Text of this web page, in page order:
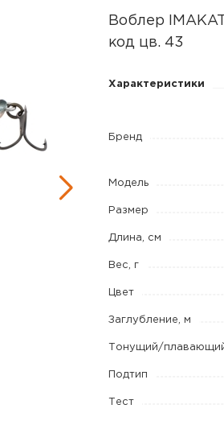
Воблер
код цв. 43
Воблер
Slow
110SP
код
43
Характеристики
Бренд
Модель
Размер
Длина, см
Вес, г
Цвет
Заглубление, м
Тонущий/
Подтип
Тест